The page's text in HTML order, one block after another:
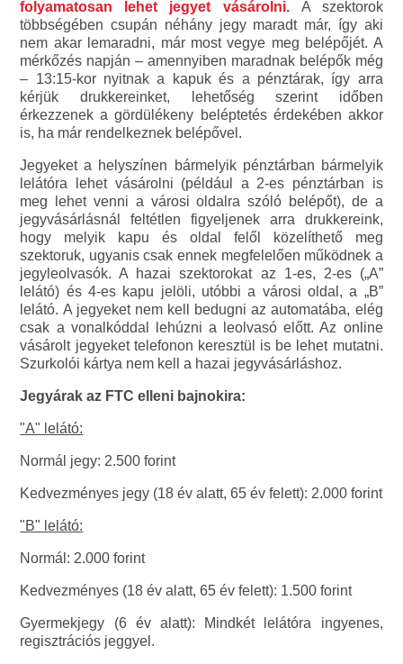
folyamatosan lehet jegyet vásárolni.A szektorok
többségében csupán néhány jegy maradt már, így aki
nem akar lemaradni, már most vegye meg belépőjét. A
mérkőzés napján – amennyiben maradnak belépők még
– 13:15-kor nyitnak a kapuk és a pénztárak, így arra
kérjük drukkereinket, lehetőség szerint időben
érkezzenek a gördülékeny beléptetés érdekében akkor
is, ha már rendelkeznek belépővel.
Jegyeket a helyszínen bármelyik pénztárban bármelyik
lelátóra lehet vásárolni (például a 2-es pénztárban is
meg lehet venni a városi oldalra szóló belépőt), de a
jegyvásárlásnál feltétlen figyeljenek arra drukkereink,
hogy melyik kapu és oldal felől közelíthető meg
szektoruk, ugyanis csak ennek megfelelően működnek a
jegyleolvasók. A hazai szektorokat az 1-es, 2-es („A”
lelátó) és 4-es kapu jelöli, utóbbi a városi oldal, a „B”
lelátó. A jegyeket nem kell bedugni az automatába, elég
csak a vonalkóddal lehúzni a leolvasó előtt. Az online
vásárolt jegyeket telefonon keresztül is be lehet mutatni.
Szurkolói kártya nem kell a hazai jegyvásárláshoz.
Jegyárak az FTC elleni bajnokira:
"A" lelátó:
Normál jegy: 2.500 forint
Kedvezményes jegy (18 év alatt, 65 év felett): 2.000 forint
"B" lelátó:
Normál: 2.000 forint
Kedvezményes (18 év alatt, 65 év felett): 1.500 forint
Gyermekjegy (6 év alatt): Mindkét lelátóra ingyenes,
regisztrációs jeggyel.